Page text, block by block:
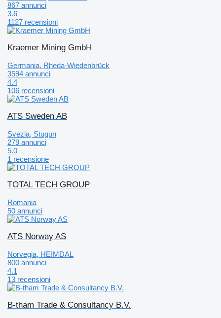
867 annunci
3.6
1127 recensioni
Kraemer Mining GmbH
Germania, Rheda-Wiedenbrück
3594 annunci
4.4
106 recensioni
ATS Sweden AB
Svezia, Stugun
279 annunci
5.0
1 recensione
TOTAL TECH GROUP
Romania
50 annunci
ATS Norway AS
Norvegia, HEIMDAL
800 annunci
4.1
13 recensioni
B-tham Trade & Consultancy B.V.